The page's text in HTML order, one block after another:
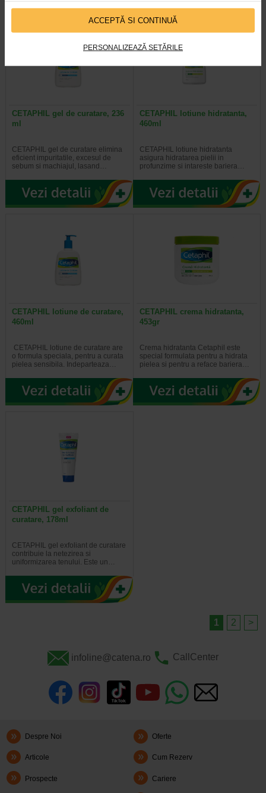
ACCEPTĂ SI CONTINUĂ
PERSONALIZEAZĂ SETĂRILE
CETAPHIL gel de curatare, 236
ml
CETAPHIL gel de curatare elimina
eficient impuritatile, excesul de
sebum si machiajul, lasand…
CETAPHIL lotiune hidratanta,
460ml
CETAPHIL lotiune hidratanta
asigura hidratarea pielii in
profunzime si intareste bariera…
CETAPHIL lotiune de curatare,
460ml
CETAPHIL lotiune de curatare are
o formula speciala, pentru a curata
pielea sensibila. Indeparteaza…
CETAPHIL crema hidratanta,
453gr
Crema hidratanta Cetaphil este
special formulata pentru a hidrata
pielea si pentru a reface bariera…
CETAPHIL gel exfoliant de
curatare, 178ml
CETAPHIL gel exfoliant de curatare
contribuie la netezirea si
uniformizarea tenului. Este un…
1 2 >
infoline@catena.ro CallCenter
Despre Noi Oferte
Articole Cum Rezerv
Prospecte Cariere